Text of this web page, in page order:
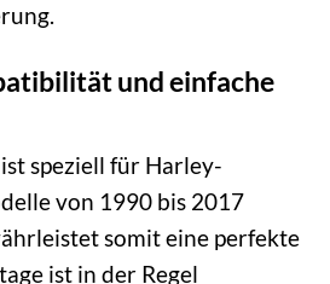
und einfache
speziell für Harley-
von 1990 bis 2017
somit eine perfekte
ist in der Regel